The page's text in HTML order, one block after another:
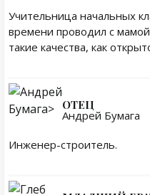
Учительница начальных
времени проводил с
такие качества, как
ОТЕЦ
Андрей Бумага
Инженер-строитель.